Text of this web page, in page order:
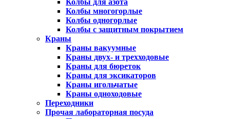
Колбы для азота
Колбы многогорлые
Колбы одногорлые
Колбы с защитным покрытием
Краны
Краны вакуумные
Краны двух- и трехходовые
Краны для бюреток
Краны для эксикаторов
Краны игольчатые
Краны одноходовые
Переходники
Прочая лабораторная посуда